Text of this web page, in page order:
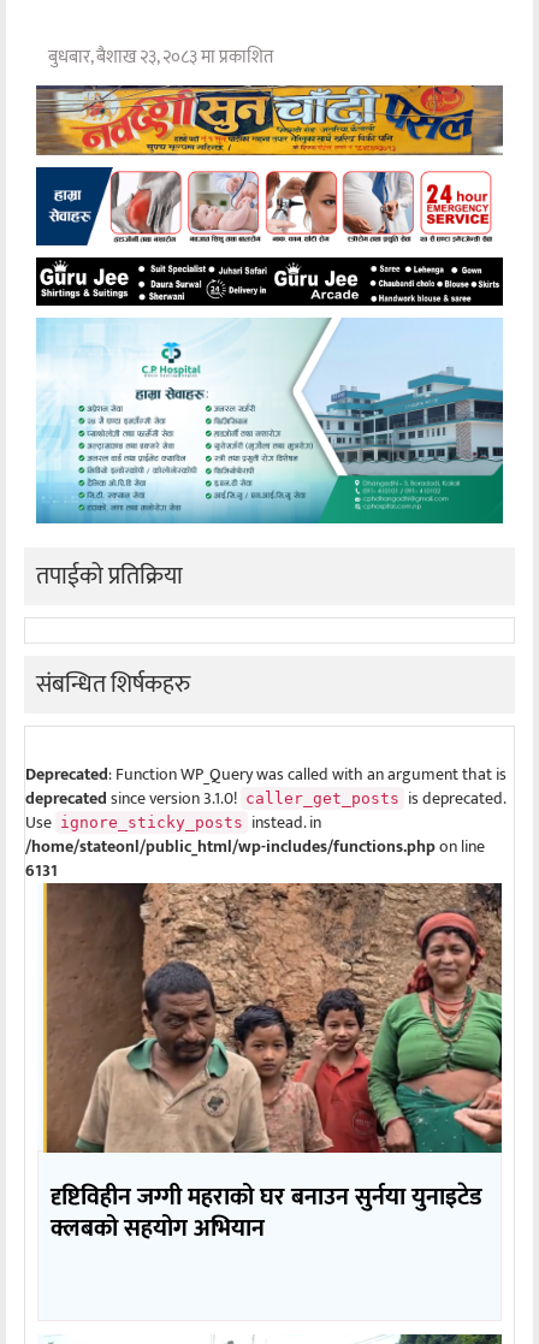
बुधबार, बैशाख २३, २०८३ मा प्रकाशित
तपाईको प्रतिक्रिया
संबन्धित शिर्षकहरु
Deprecated: Function WP_Query was called with an argument that is
deprecatedsince version 3.1.0! caller_get_posts is deprecated.
Use ignore_sticky_posts instead. in
/home/stateonl/public_html/wp-includes/functions.phpon line
6131
दृष्टिविहीन जग्गी महराको घर बनाउन सुर्नया युनाइटेड
क्लबको सहयोग अभियान